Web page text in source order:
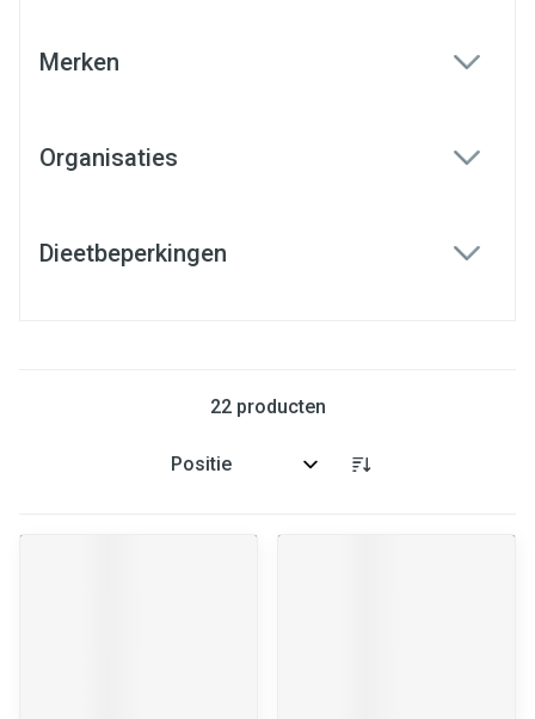
Merken
Organisaties
Dieetbeperkingen
22producten
Sorteer op: